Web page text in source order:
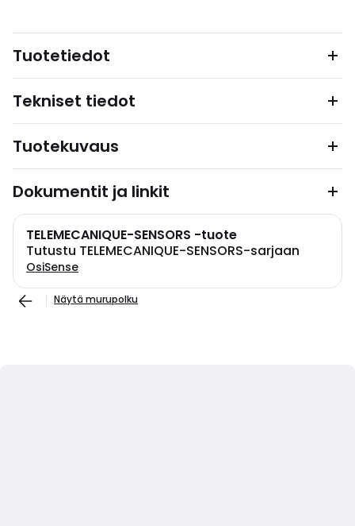
Tuotetiedot
Tekniset tiedot
Tuotekuvaus
Dokumentit ja linkit
TELEMECANIQUE-SENSORS -tuote
Tutustu TELEMECANIQUE-SENSORS-sarjaan
OsiSense
Näytä murupolku